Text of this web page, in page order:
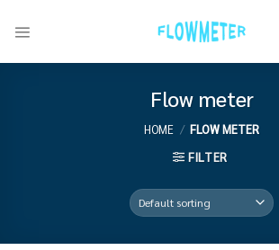
Flow meter
HOME / FLOW METER
FILTER